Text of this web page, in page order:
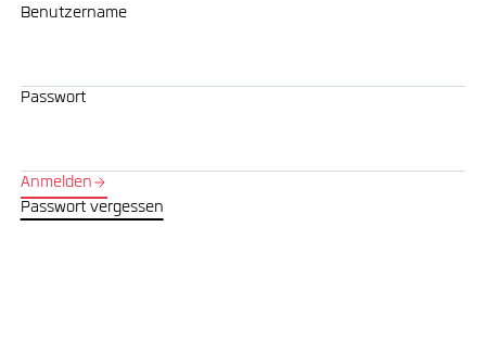
Benutzername
Passwort
Anmelden
Passwort vergessen